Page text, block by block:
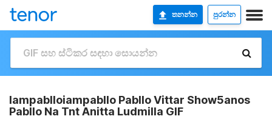
තනන්න පුරන්න
Iampablloiampabllo Pabllo Vittar Show5anos
Pabllo Na Tnt Anitta Ludmilla GIF